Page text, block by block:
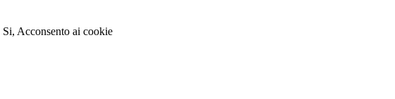
Si, Acconsento ai cookie